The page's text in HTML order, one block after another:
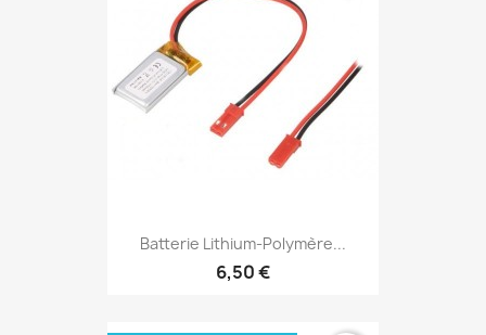
Batterie Lithium-Polymère...
6,50 €